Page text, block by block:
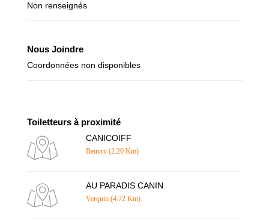
Non renseignés
Nous Joindre
Coordonnées non disponibles
Toiletteurs à proximité
CANICOIFF
Beuvry (2.20 Km)
AU PARADIS CANIN
Verquin (4.72 Km)